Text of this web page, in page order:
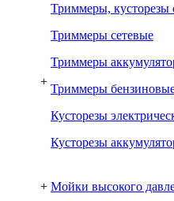
+
Триммеры, кусторезы
Триммеры сетевые
Триммеры
Триммеры
Кусторезы
Кусторезы
+ Мойки высокого